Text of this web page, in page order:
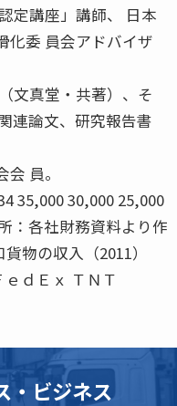
定講座」講師、 日本
化委 員会アドバイザ
文真堂・共著）、そ
連論文、研究報告書
員。
35,000 30,000 25,000
：各社財務資料より作
物の収入（2011）
ｅｄＥｘ ＴＮＴ
・ビジネス